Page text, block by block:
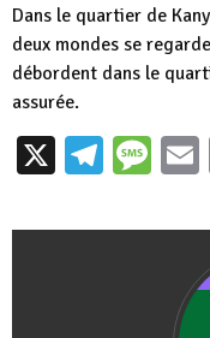
Dans le quartier de
deux mondes se
débordent dans le
assurée.
X